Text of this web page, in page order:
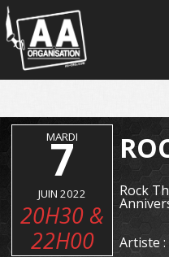
Panneau de gestion des cookies
MARDI
7
JUIN 2022
20H30 &
22H00
Rock
Artiste :